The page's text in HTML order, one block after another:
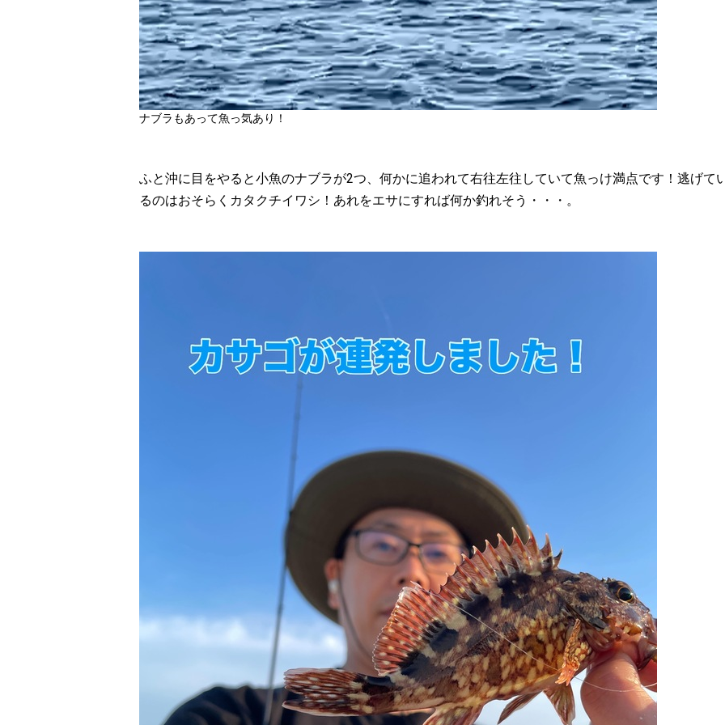
ナブラもあって魚っ気あり！
ふと沖に目をやると小魚のナブラが2つ、何かに追われて右往左往していて魚っけ満点です！逃げて
るのはおそらくカタクチイワシ！あれをエサにすれば何か釣れそう・・・。